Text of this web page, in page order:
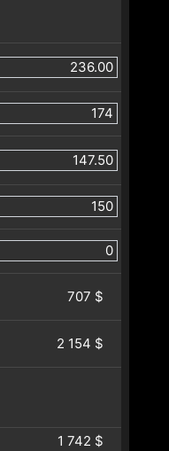
707 $
2 154 $
1 742 $